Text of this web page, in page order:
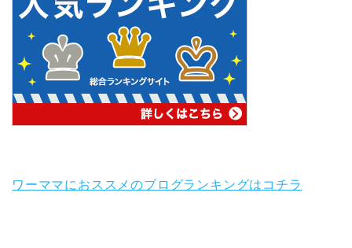
ワーママにおススメのブログランキングはコチラ